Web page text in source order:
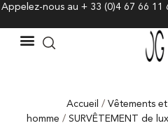
Appelez-nous au + 33 (0)4 67 66 11
Accueil /Vêtements
homme /SURVÊTEMENT de